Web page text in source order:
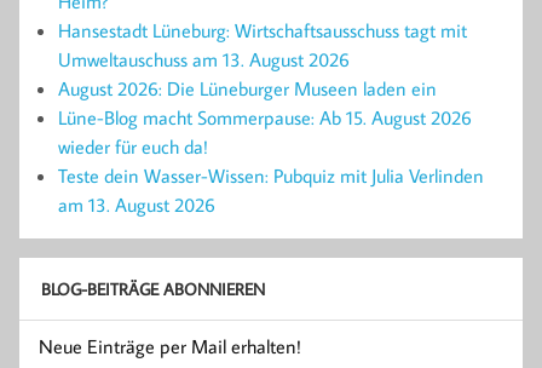
Hansestadt Lüneburg: Wirtschaftsausschuss tagt mit
Umweltauschuss am 13. August 2026
August 2026: Die Lüneburger Museen laden ein
Lüne-Blog macht Sommerpause: Ab 15. August 2026
wieder für euch da!
Teste dein Wasser-Wissen: Pubquiz mit Julia Verlinden
am 13. August 2026
BLOG-BEITRÄGE ABONNIEREN
Neue Einträge per Mail erhalten!